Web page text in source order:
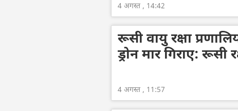
4 अगस्त , 14:42
रूसी वायु रक्षा
ड्रोन मार गिराए: रूसी
4 अगस्त , 11:57